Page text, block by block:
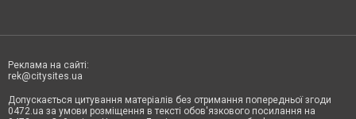
Реклама на сайті:
rek@citysites.ua
Допускається цитування матеріалів без отримання попередньої згоди
0472.ua за умови розміщення в тексті обов'язкового посилання на